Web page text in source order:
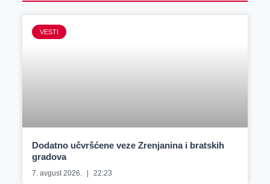
VESTI
Dodatno učvršćene veze Zrenjanina i bratskih
gradova
7. avgust 2026. 22:23